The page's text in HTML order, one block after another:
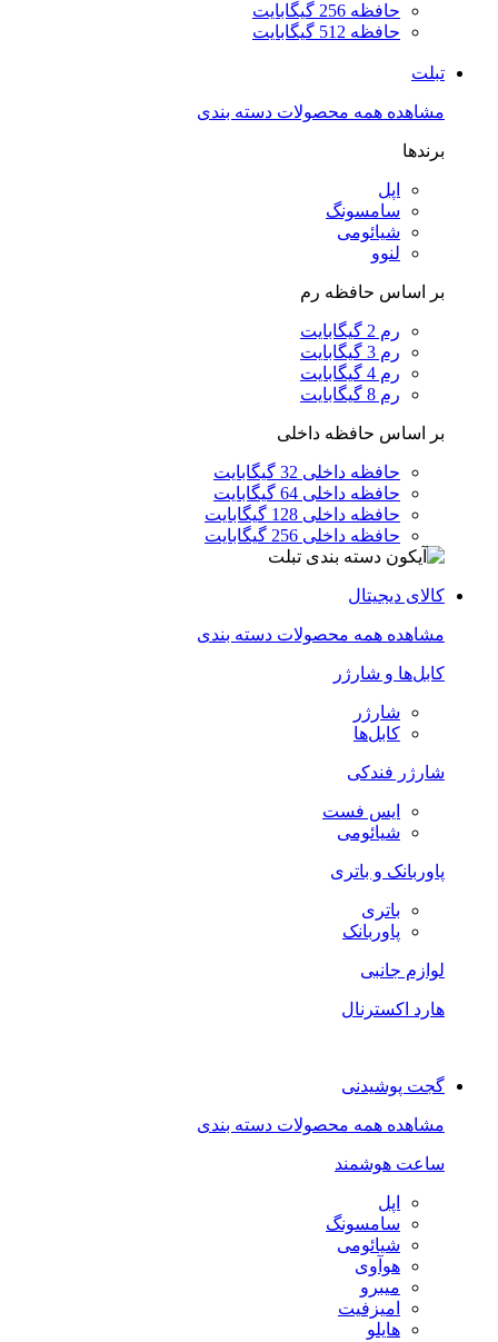
حافظه 256 گیگابایت
حافظه 512 گیگابایت
تبلت
مشاهده همه محصولات دسته بندی
برندها
اپل
سامسونگ
شیائومی
لنوو
بر اساس حافظه رم
رم 2 گیگابایت
رم 3 گیگابایت
رم 4 گیگابایت
رم 8 گیگابایت
بر اساس حافظه داخلی
حافظه داخلی 32 گیگابایت
حافظه داخلی 64 گیگابایت
حافظه داخلی 128 گیگابایت
حافظه داخلی 256 گیگابایت
کالای دیجیتال
مشاهده همه محصولات دسته بندی
کابل‌ها و شارژر
شارژر
کابل‌ها
شارژر فندکی
ایس فست
شیائومی
پاوربانک و باتری
باتری
پاوربانک
لوازم جانبی
هارد اکسترنال
گجت پوشیدنی
مشاهده همه محصولات دسته بندی
ساعت هوشمند
اپل
سامسونگ
شیائومی
هوآوی
میبرو
امیزفیت
هایلو